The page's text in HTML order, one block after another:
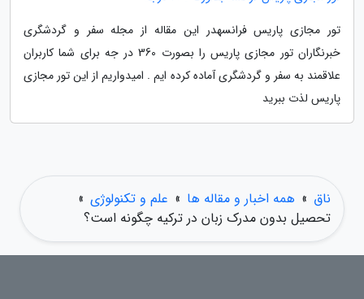
تور مجازی پاریس فرانسهدر این مقاله از مجله سفر و گردشگری
خبرنگاران تور مجازی پاریس را بصورت 360 در جه برای شما کاربران
علاقمند به سفر و گردشگری آماده کرده ایم . امیدواریم از این تور مجازی
پاریس لذت ببرید
ناق » همه اخبار و مقاله ها » علم و تکنولوژی »
تحصیل بدون مدرک زبان در ترکیه چگونه است؟